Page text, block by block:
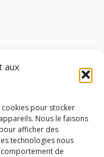
aux
cookies pour stocker
Nous le faisons
afficher des
technologies nous
de